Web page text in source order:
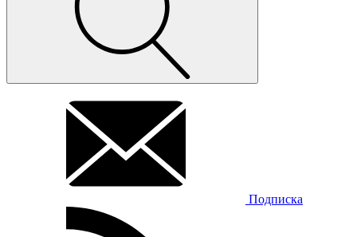
Подписка